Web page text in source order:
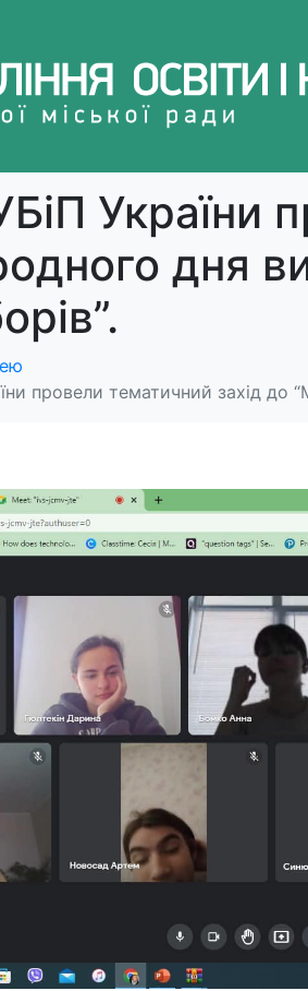
України
дня
провели тематичний захід до